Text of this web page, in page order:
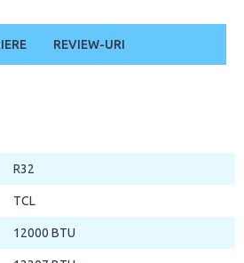
REVIEW-URI
R32
TCL
12000 BTU